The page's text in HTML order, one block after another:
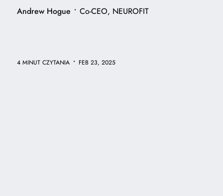
Andrew Hogue • Co-CEO, NEUROFIT
4 MINUT CZYTANIA • FEB 23, 2025